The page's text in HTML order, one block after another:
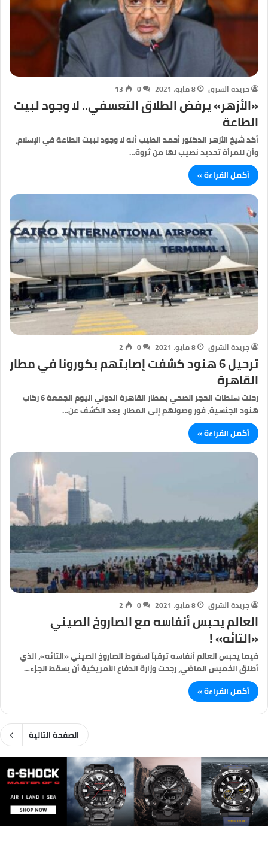
جريدة الشرق 8 مايو، 2021 0
13
«الأزهر» يرفض الطلاق التعسفي.. لا وجود لبيت
الطاعة
أكد شيخ الأزهر الدكتور أحمد الطيب أنه لا وجود لبيت الطاعة في الإسلام،
وأن للمرأة تحديد نصيب لها من ثروة…
أكمل القراءة »
جريدة الشرق 8 مايو، 2021 0
2
ترحيل 6 هنود كشفت إصابتهم بكورونا في مطار
القاهرة
رحلت سلطات الحجر الصحي بمطار القاهرة الدولي اليوم الجمعة 6 ركاب
هنود الجنسية، فور وصولهم إلى المطار، بعد الكشف عن…
أكمل القراءة »
جريدة الشرق 8 مايو، 2021 0
2
العالم يحبس أنفاسه مع الصاروخ الصيني
«التائه» !
فيما يحبس العالم أنفاسه ترقباً لسقوط الصاروخ الصيني «التائه»، الذي
أطلق الخميس الماضي، رجحت وزارة الدفاع الأمريكية أن يسقط الجزء…
أكمل القراءة »
الصفحة التالية